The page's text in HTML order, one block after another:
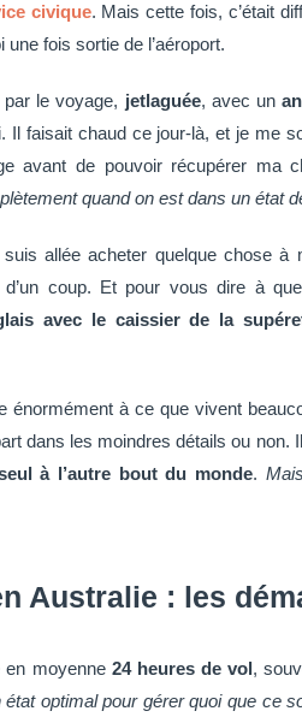
civique. Mais cette fois, c’était
fois sortie de l’aéroport.
par le voyage, jetlaguée, avec un
faisait chaud ce jour-là, et je me
avant de pouvoir récupérer ma
quand on est dans un état
allée acheter quelque chose à
coup. Et pour vous dire à
avec le caissier de la
énormément à ce que vivent
dans les moindres détails ou non.
à l’autre bout du monde.
Australie : les
en moyenne 24 heures de vol,
état optimal pour gérer quoi que ce